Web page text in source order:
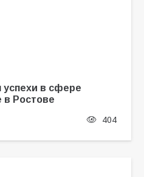
успехи в сфере
в Ростове
404